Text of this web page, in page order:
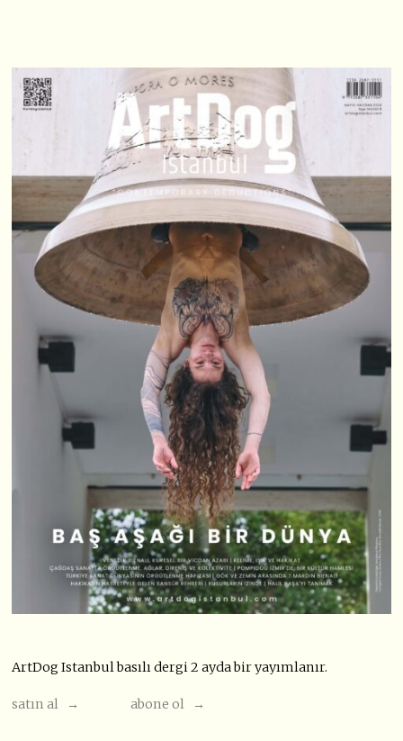
ArtDog Istanbul basılı dergi 2 ayda bir yayımlanır.
satın al → abone ol →